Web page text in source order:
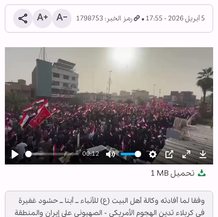
5 أبريل 2026 - 17:55 رمز الخبر: 1798753
Play
00:12
Mute Settings
PIP Enter
تحميل 1 MB
وفقا لما أفادته وكالة أهل البيت (ع) للأنباء ــ أبنا ــ حشود غفيرة
في كربلاء تدين الهجوم الأمريكي - الصهيوني على إيران والمنطقة